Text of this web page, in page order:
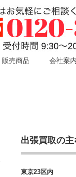
販売商品 会社案内
出張買取の
東京23区内